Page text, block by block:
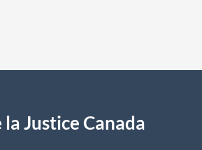
Justice Canada